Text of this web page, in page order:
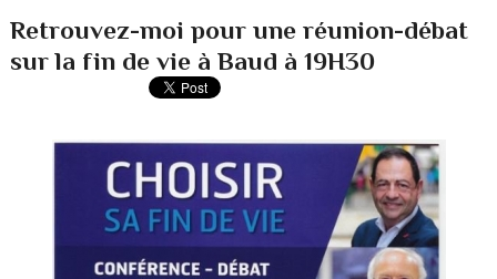
Retrouvez-moi pour une réunion-débat
sur la fin de vie à Baud à 19H30